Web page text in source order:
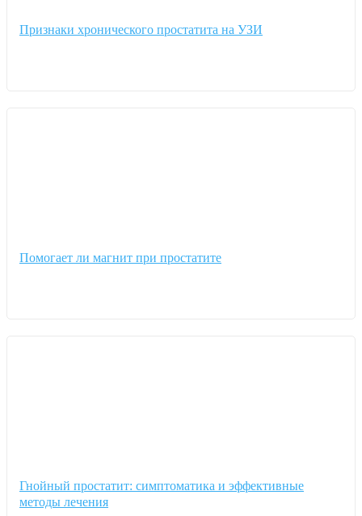
Признаки хронического простатита на УЗИ
Помогает ли магнит при простатите
Гнойный простатит: симптоматика и эффективные
методы лечения